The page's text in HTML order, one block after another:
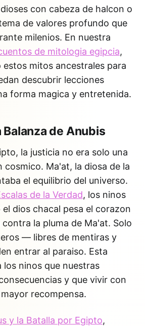
con cabeza de halcon o
de valores profundo que
milenios. En nuestra
de mitologia egipcia,
estos mitos ancestrales para
descubrir lecciones
forma magica y entretenida.
Balanza de Anubis
la justicia no era solo una
cosmico. Ma'at, la diosa de la
el equilibrio del universo.
de la Verdad, los ninos
dios chacal pesa el corazon
la pluma de Ma'at. Solo
— libres de mentiras y
entrar al paraiso. Esta
los ninos que nuestras
y que vivir con
recompensa.
y la Batalla por Egipto,